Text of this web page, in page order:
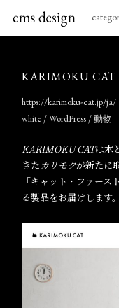
KARIMOKU CAT
https://karimoku-cat.jp/ja/
white /WordPress /動物
KARIMOKU CATは木
きたカリモクが新たに
「キャット・ファー
る製品をお届けします。